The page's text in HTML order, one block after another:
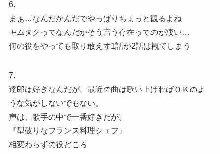
6.
まぁ…なんだかんだでやっぱりちょっと観るよね
キムタクってなんだかそう言う存在ってのが凄い…
何の役をやっても取り敢えず1話か2話は観てしまう
7.
達郎は好きなんだが、最近の曲は歌い上げればＯＫのよ
うな気がしないでもない。
声は、歌手の中で一番好きだが。
『型破りなフランス料理シェフ』
相変わらずの役どころ